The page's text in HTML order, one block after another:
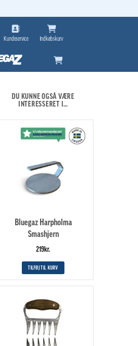
Kundeservice Indkøbskurv
DU KUNNE OGSÅ VÆRE
INTERESSERET I…
Bluegaz Harpholma
Smashjern
219kr.
TILFØJ TIL KURV